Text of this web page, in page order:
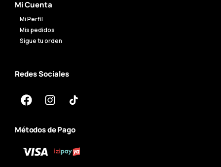
Mi Cuenta
Mi Perfil
Mis pedidos
Sigue tu orden
Redes Sociales
Métodos de Pago